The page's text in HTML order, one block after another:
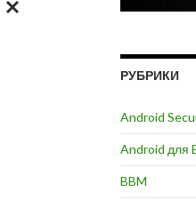
РУБРИКИ
Android
Android для
BBM